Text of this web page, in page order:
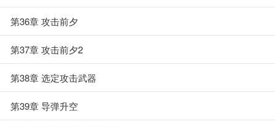
第36章 攻击前夕
第37章 攻击前夕2
第38章 选定攻击武器
第39章 导弹升空